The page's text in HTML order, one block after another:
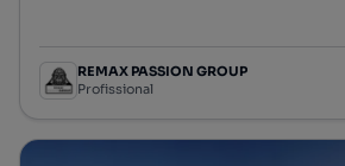
REMAX PASSION GROUP
Profissional